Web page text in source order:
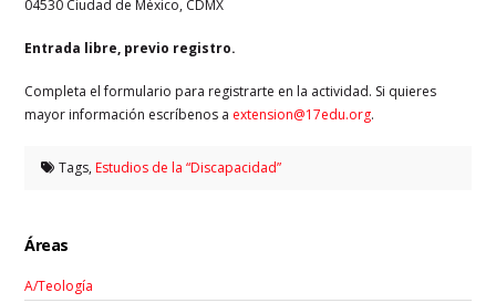
04530 Ciudad de México, CDMX
Entrada libre, previo registro.
Completa el formulario para registrarte en la actividad. Si quieres
mayor información escríbenos a extension@17edu.org.
Tags,Estudios de la “Discapacidad”
Áreas
A/Teología